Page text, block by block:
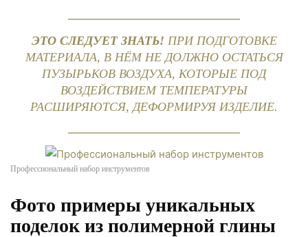
ЭТО СЛЕДУЕТ ЗНАТЬ! ПРИ ПОДГОТОВКЕ
МАТЕРИАЛА, В НЁМ НЕ ДОЛЖНО ОСТАТЬСЯ
ПУЗЫРЬКОВ ВОЗДУХА, КОТОРЫЕ ПОД
ВОЗДЕЙСТВИЕМ ТЕМПЕРАТУРЫ
РАСШИРЯЮТСЯ, ДЕФОРМИРУЯ ИЗДЕЛИЕ.
Профессиональный набор инструментов
Фото примеры уникальных
поделок из полимерной глины